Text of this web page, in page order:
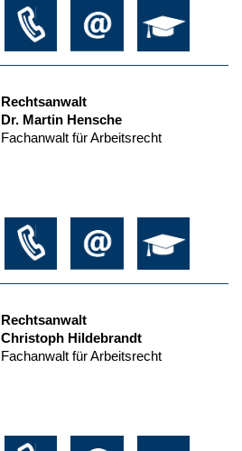
Rechtsanwalt
Dr. Martin Hensche
Fachanwalt für Arbeitsrecht
Rechtsanwalt
Christoph Hildebrandt
Fachanwalt für Arbeitsrecht